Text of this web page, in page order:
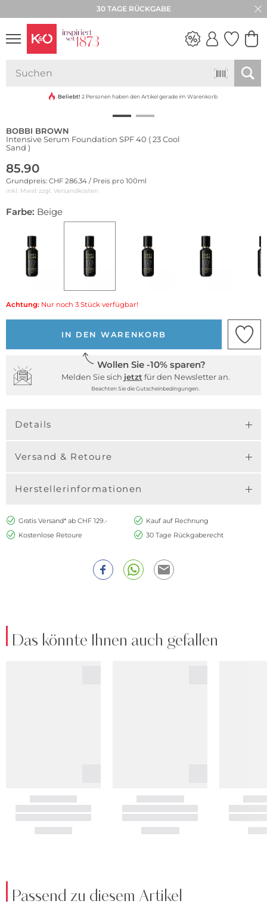
30 TAGE RÜCKGABE
VIBES
Beliebt! 2 Personen haben den Artikel gerade im Warenkorb
BOBBI BROWN
Intensive Serum Foundation SPF 40 ( 23 Cool
Sand )
85.90
Grundpreis: CHF 286.34 / Preis pro 100ml
inkl. Mwst zzgl. Versandkosten
Farbe: Beige
Achtung: Nur noch 3 Stück verfügbar!
IN DEN WARENKORB
Wollen Sie -10% sparen?
Melden Sie sich jetzt für den Newsletter an.
Beachten Sie die Gutscheinbedingungen.
Details
Versand & Retoure
Herstellerinformationen
Gratis Versand* ab CHF 129.-
Kauf auf Rechnung
Kostenlose Retoure
30 Tage Rückgaberecht
Das könnte Ihnen auch gefallen
Passend zu diesem Artikel